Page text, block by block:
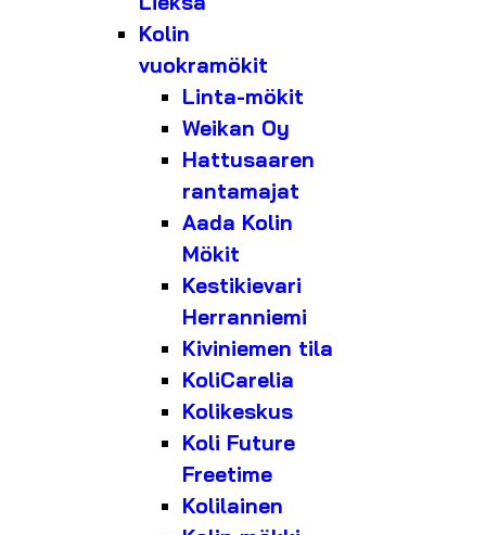
Kolin
vuokramökit
Linta-mökit
Weikan Oy
Hattusaaren
rantamajat
Aada Kolin
Mökit
Kestikievari
Herranniemi
Kiviniemen tila
KoliCarelia
Kolikeskus
Koli Future
Freetime
Kolilainen